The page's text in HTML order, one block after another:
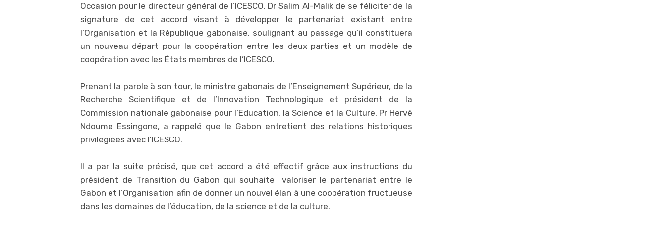
Occasion pour le directeur général de l’ICESCO, Dr Salim Al-Malik de se féliciter de la
signature de cet accord visant à développer le partenariat existant entre
l’Organisation et la République gabonaise, soulignant au passage qu’il constituera
un nouveau départ pour la coopération entre les deux parties et un modèle de
coopération avec les États membres de l’ICESCO.
Prenant la parole à son tour, le ministre gabonais de l’Enseignement Supérieur, de la
Recherche Scientifique et de l’Innovation Technologique et président de la
Commission nationale gabonaise pour l’Education, la Science et la Culture, Pr Hervé
Ndoume Essingone, a rappelé que le Gabon entretient des relations historiques
privilégiées avec l’ICESCO.
Il a par la suite précisé, que cet accord a été effectif grâce aux instructions du
président de Transition du Gabon qui souhaite valoriser le partenariat entre le
Gabon et l’Organisation afin de donner un nouvel élan à une coopération fructueuse
dans les domaines de l’éducation, de la science et de la culture.